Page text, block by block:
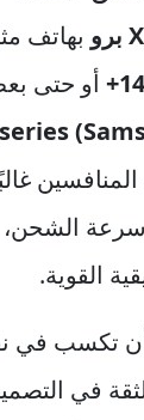
بهاتف
أو حتى
سرعة
القوية.
أن تكسب في
في